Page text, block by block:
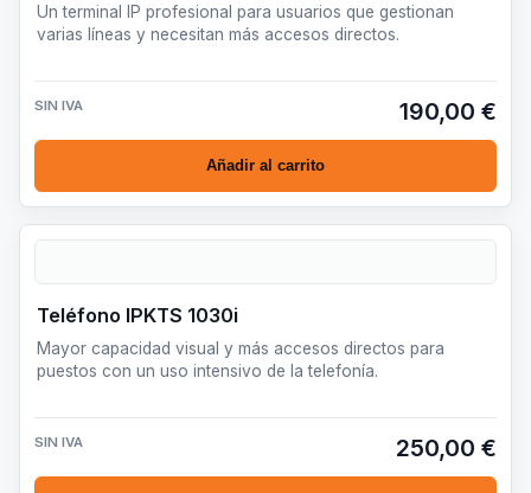
Un terminal IP profesional para usuarios que gestionan
varias líneas y necesitan más accesos directos.
SIN IVA 190,00 €
Añadir al carrito
Teléfono IPKTS 1030i
Mayor capacidad visual y más accesos directos para
puestos con un uso intensivo de la telefonía.
SIN IVA 250,00 €